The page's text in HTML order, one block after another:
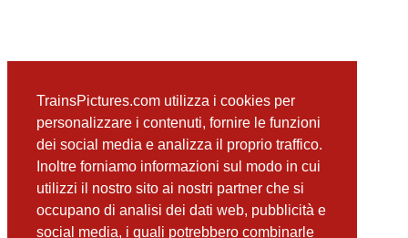
TrainsPictures.com utilizza i cookies per
personalizzare i contenuti, fornire le funzioni
dei social media e analizza il proprio traffico.
Inoltre forniamo informazioni sul modo in cui
utilizzi il nostro sito ai nostri partner che si
occupano di analisi dei dati web, pubblicità e
social media, i quali potrebbero combinarle